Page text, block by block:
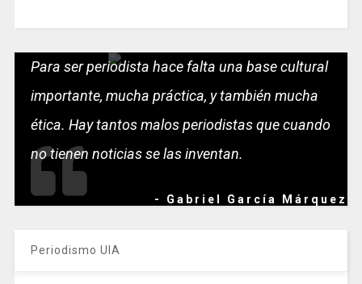
Para ser periodista hace falta una base cultural
importante, mucha práctica, y también mucha
ética. Hay tantos malos periodistas que cuando
no tienen noticias se las inventan.
- Gabriel García Márquez
Periodismo UIA